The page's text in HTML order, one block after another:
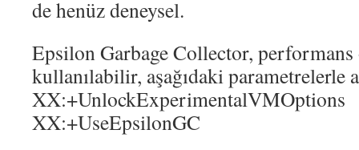
de henüz deneysel.
Epsilon Garbage Collector, performans
kullanılabilir, aşağıdaki parametrelerle
XX:+UnlockExperimentalVMOptions
XX:+UseEpsilonGC